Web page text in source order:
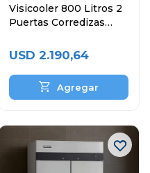
Visicooler 800 Litros 2
Puertas Corredizas
USD 2.190,64